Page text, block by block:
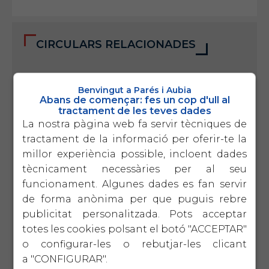
CIRCULARS RELACIONADES
IVA / IRPF 2T 2026 (EXT)
01/07/2026 (Fiscal)
IVA / IRPF 2T 2026 (INT)
01/07/2026 (Fiscal)
Model 115 2T 2026
08/04/2026 (Fiscal)
Benvingut a Parés i Aubia
Abans de començar: fes un cop d'ull al
tractament de les teves dades
La nostra pàgina web fa servir tècniques de
tractament de la informació per oferir-te la
millor experiència possible, incloent dades
tècnicament necessàries per al seu
funcionament. Algunes dades es fan servir
de forma anònima per que puguis rebre
publicitat personalitzada. Pots acceptar
totes les cookies polsant el botó "ACCEPTAR"
o configurar-les o rebutjar-les clicant
a "CONFIGURAR".